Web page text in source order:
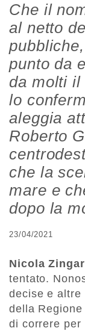
Che il
al netto
punto da
da molti il
lo
aleggia
Roberto
che la
mare e
dopo la
23/04/2021
Nicola
tentato.
decise e altre
della
di correre per